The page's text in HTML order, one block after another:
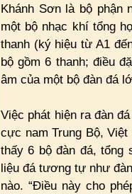
Khánh Sơn là bộ phận
một bộ nhạc khí tổng
thanh (ký hiệu từ A1
bộ gồm 6 thanh; điều
âm của một bộ đàn đá
Việc phát hiện ra đàn
cực nam Trung Bộ,
thấy 6 bộ đàn đá, tổng
liệu đá tương tự như
nào. “Điều này cho